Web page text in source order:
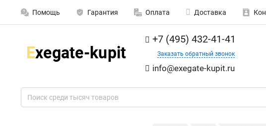
Помощь Гарантия Оплата Доставка
+7 (495) 432-41-41
Заказать обратный звонок
info@exegate-kupit.ru